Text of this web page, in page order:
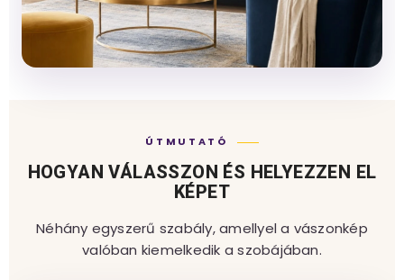
ÚTMUTATÓ
HOGYAN VÁLASSZON ÉS HELYEZZEN EL
KÉPET
Néhány egyszerű szabály, amellyel a vászonkép
valóban kiemelkedik a szobájában.